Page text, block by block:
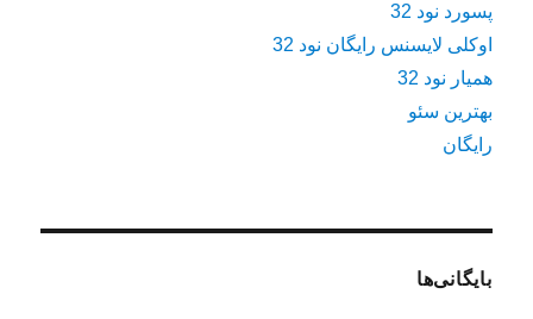
پسورد نود 32
اوکلی لایسنس رایگان نود 32
همیار نود 32
بهترین سئو
رایگان
بایگانی‌ها